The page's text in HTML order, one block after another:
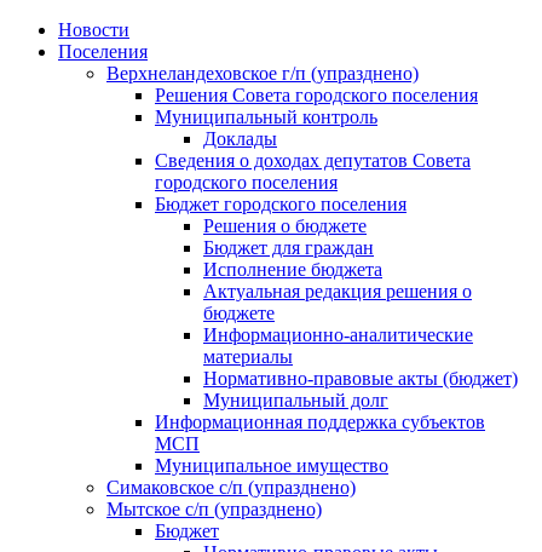
Skip
Новости
Поселения
Верхнеландеховское г/п (упразднено)
Решения Совета городского поселения
Муниципальный контроль
Доклады
Сведения о доходах депутатов Совета
городского поселения
Бюджет городского поселения
Решения о бюджете
Бюджет для граждан
Исполнение бюджета
Актуальная редакция решения о
бюджете
Информационно-аналитические
материалы
Нормативно-правовые акты (бюджет)
Муниципальный долг
Информационная поддержка субъектов
МСП
Муниципальное имущество
Симаковское с/п (упразднено)
Мытское с/п (упразднено)
Бюджет